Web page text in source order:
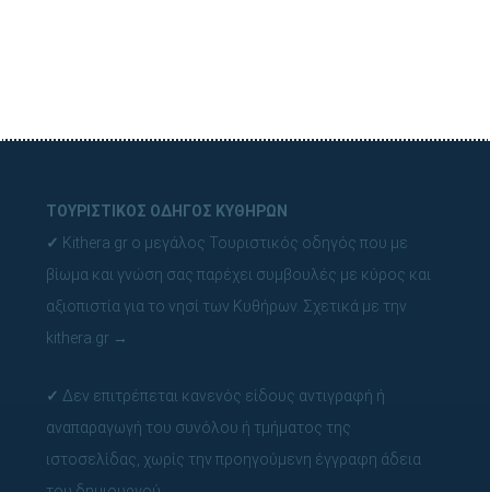
ΤΟΥΡΙΣΤΙΚΟΣ ΟΔΗΓΟΣ ΚΥΘΗΡΩΝ
✓ Kithera.gr ο μεγάλος Τουριστικός οδηγός που με
βίωμα και γνώση σας παρέχει συμβουλές με κύρος και
αξιοπιστία για το νησί των Κυθήρων. Σχετικά με την
kithera.gr →
✓ Δεν επιτρέπεται κανενός είδους αντιγραφή ή
αναπαραγωγή του συνόλου ή τμήματος της
ιστοσελίδας, χωρίς την προηγούμενη έγγραφη άδεια